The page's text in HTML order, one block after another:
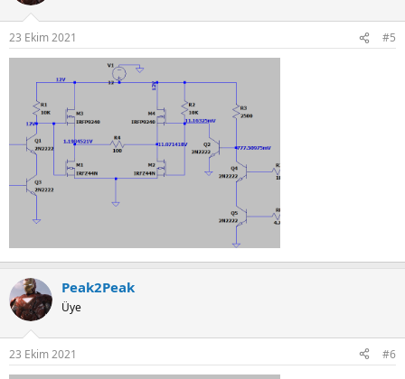
23 Ekim 2021 #5
Peak2Peak
Üye
23 Ekim 2021 #6